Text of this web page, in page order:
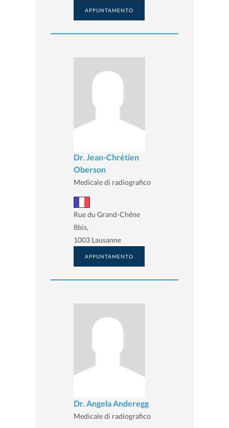
APPUNTAMENTO
Dr. Jean-Chrétien
Oberson
Medicale di radiografico
Rue du Grand-Chêne
8bis,
1003 Lausanne
APPUNTAMENTO
Dr. Angela Anderegg
Medicale di radiografico